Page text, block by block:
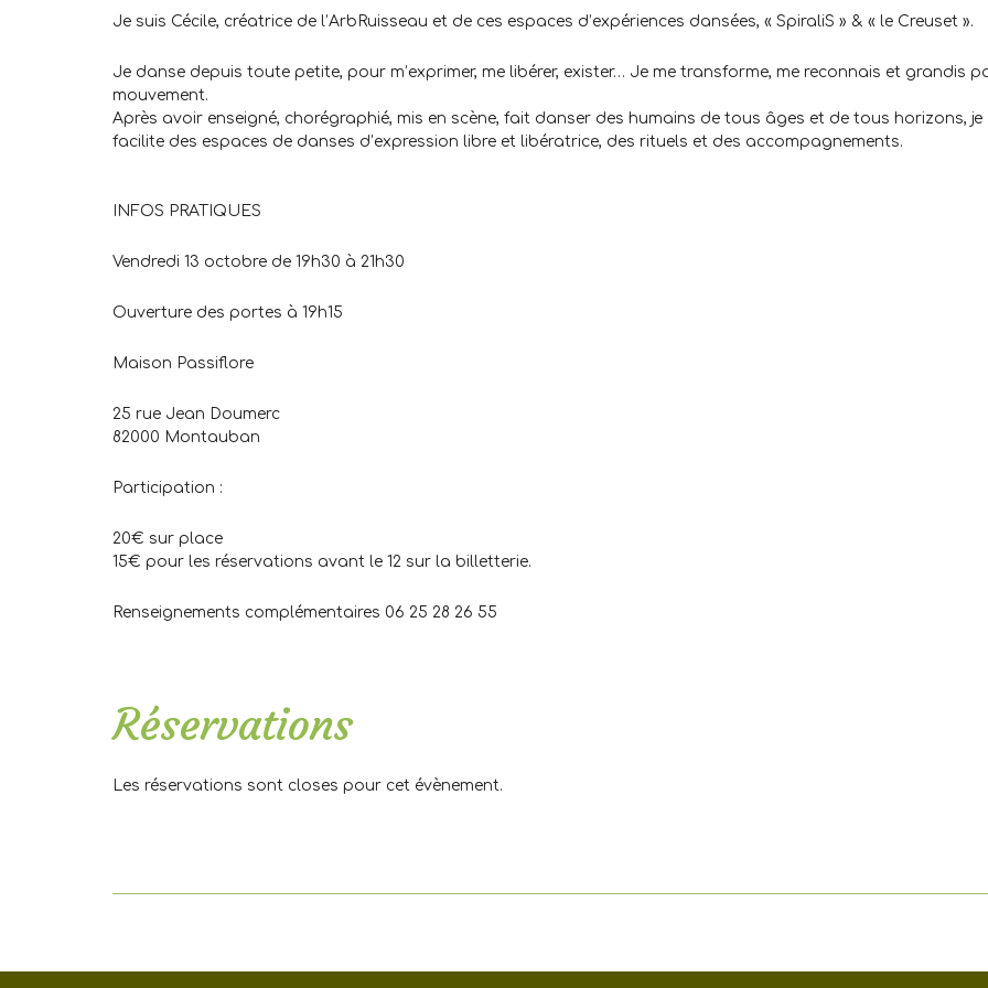
Je suis Cécile, créatrice de l’ArbRuisseau et de ces espaces d’expériences dansées, « SpiraliS » & « le Creuset ».
Je danse depuis toute petite, pour m’exprimer, me libérer, exister… Je me transforme, me reconnais et grandis
mouvement.
Après avoir enseigné, chorégraphié, mis en scène, fait danser des humains de tous âges et de tous horizons, je
facilite des espaces de danses d’expression libre et libératrice, des rituels et des accompagnements.
INFOS PRATIQUES
Vendredi 13 octobre de 19h30 à 21h30
Ouverture des portes à 19h15
Maison Passiflore
25 rue Jean Doumerc
82000 Montauban
Participation :
20€ sur place
15€ pour les réservations avant le 12 sur la billetterie.
Renseignements complémentaires 06 25 28 26 55
Réservations
Les réservations sont closes pour cet évènement.